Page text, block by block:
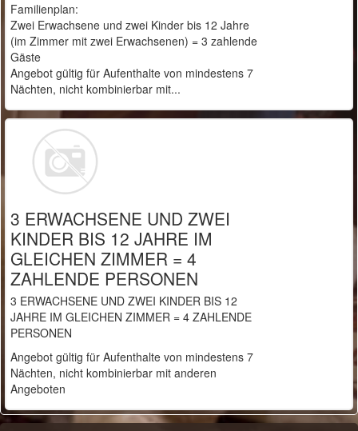
Familienplan:
Zwei Erwachsene und zwei Kinder bis 12 Jahre
(im Zimmer mit zwei Erwachsenen) = 3 zahlende
Gäste
Angebot gültig für Aufenthalte von mindestens 7
Nächten, nicht kombinierbar mit...
3 ERWACHSENE UND ZWEI
KINDER BIS 12 JAHRE IM
GLEICHEN ZIMMER = 4
ZAHLENDE PERSONEN
3 ERWACHSENE UND ZWEI KINDER BIS 12
JAHRE IM GLEICHEN ZIMMER = 4 ZAHLENDE
PERSONEN
Angebot gültig für Aufenthalte von mindestens 7
Nächten, nicht kombinierbar mit anderen
Angeboten